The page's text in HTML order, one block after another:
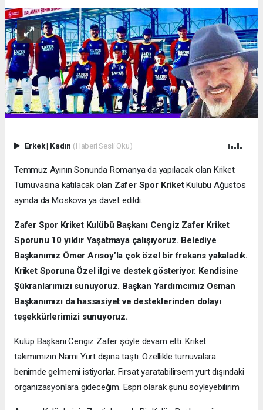
Erkek| Kadın (Haberi Sesli Oku)
Temmuz Ayının Sonunda Romanya da yapılacak olan Kriket
Turnuvasına katılacak olan Zafer Spor KriketKulübü Ağustos
ayında da Moskova ya davet edildi.
Zafer Spor Kriket Kulübü Başkanı Cengiz Zafer Kriket
Sporunu 10 yıldır Yaşatmaya çalışıyoruz. Belediye
Başkanımız Ömer Arısoy’la çok özel bir frekans yakaladık.
Kriket Sporuna Özel ilgi ve destek gösteriyor. Kendisine
Şükranlarımızı sunuyoruz. Başkan Yardımcımız Osman
Başkanımızı da hassasiyet ve desteklerinden dolayı
teşekkürlerimizi sunuyoruz.
Kulüp Başkanı Cengiz Zafer şöyle devam etti. Kriket
takımımızın Namı Yurt dışına taştı. Özellikle turnuvalara
benimde gelmemi istiyorlar. Fırsat yaratabilirsem yurt dışındaki
organizasyonlara gideceğim. Espri olarak şunu söyleyebilirim